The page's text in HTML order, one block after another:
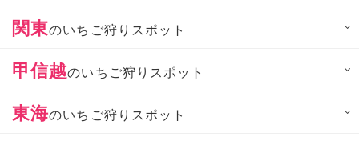
関東のいちご狩りスポット
甲信越のいちご狩りスポット
東海のいちご狩りスポット